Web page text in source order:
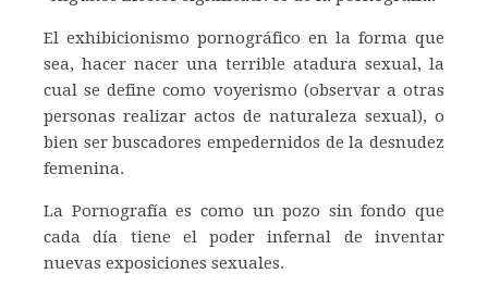
El exhibicionismo pornográfico en la forma que
sea, hacer nacer una terrible atadura sexual, la
cual se define como voyerismo (observar a otras
personas realizar actos de naturaleza sexual), o
bien ser buscadores empedernidos de la desnudez
femenina.
La Pornografía es como un pozo sin fondo que
cada día tiene el poder infernal de inventar
nuevas exposiciones sexuales.